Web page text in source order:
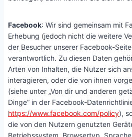
Facebook: Wir sind gemeinsam mit
Erhebung (jedoch nicht die weitere
der Besucher unserer Facebook-Seite
verantwortlich. Zu diesen Daten
Arten von Inhalten, die Nutzer sich
interagieren, oder die von ihnen
(siehe unter „Von dir und anderen
Dinge“ in der Facebook-
https://www.facebook.com/policy),
die von den Nutzern genutzten